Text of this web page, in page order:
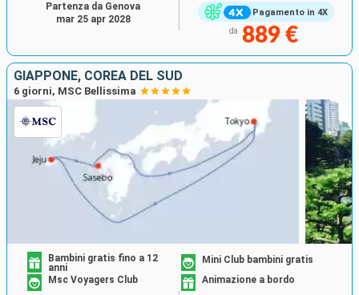
Pagamento in 4X
da 889 €
Partenza da Genova
mar 25 apr 2028
GIAPPONE, COREA DEL SUD
6 giorni, MSC Bellissima
Bambini gratis fino a 12
anni
Mini Club bambini gratis
Msc Voyagers Club
Animazione a bordo